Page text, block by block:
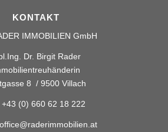
KONTAKT
IMMOBILIEN GmbH
Dr. Birgit Rader
8 / 9500 Villach
+43 (0) 660 62 18 222
office@raderimmobilien.at